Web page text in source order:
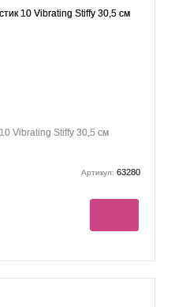
Vibrating Stiffy 30,5 см
Артикул: 63280